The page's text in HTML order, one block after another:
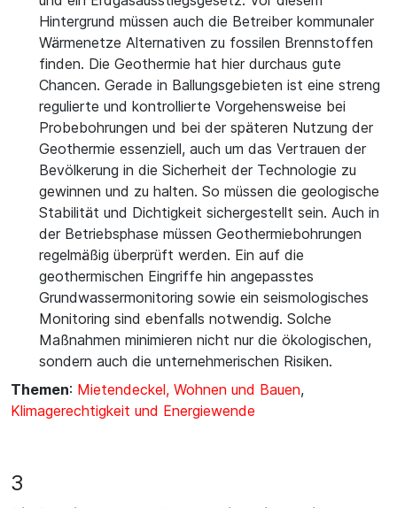
Hintergrund müssen auch die Betreiber kommunaler
Wärmenetze Alternativen zu fossilen Brennstoffen
finden. Die Geothermie hat hier durchaus gute
Chancen. Gerade in Ballungsgebieten ist eine streng
regulierte und kontrollierte Vorgehensweise bei
Probebohrungen und bei der späteren Nutzung der
Geothermie essenziell, auch um das Vertrauen der
Bevölkerung in die Sicherheit der Technologie zu
gewinnen und zu halten. So müssen die geologische
Stabilität und Dichtigkeit sichergestellt sein. Auch in
der Betriebsphase müssen Geothermiebohrungen
regelmäßig überprüft werden. Ein auf die
geothermischen Eingriffe hin angepasstes
Grundwassermonitoring sowie ein seismologisches
Monitoring sind ebenfalls notwendig. Solche
Maßnahmen minimieren nicht nur die ökologischen,
sondern auch die unternehmerischen Risiken.
Themen: Mietendeckel, Wohnen und Bauen,
Klimagerechtigkeit und Energiewende
3